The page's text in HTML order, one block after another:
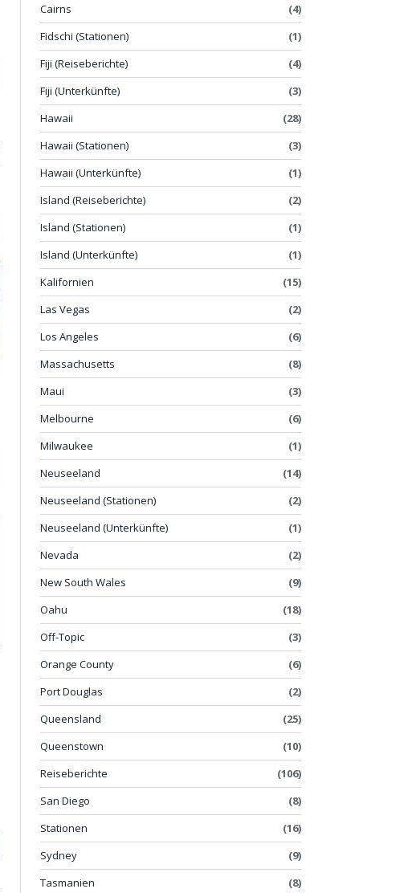
Cairns
(4)
Fidschi (Stationen)
(1)
Fiji (Reiseberichte)
(4)
Fiji (Unterkünfte)
(3)
Hawaii
(28)
Hawaii (Stationen)
(3)
Hawaii (Unterkünfte)
(1)
Island (Reiseberichte)
(2)
Island (Stationen)
(1)
Island (Unterkünfte)
(1)
Kalifornien
(15)
Las Vegas
(2)
Los Angeles
(6)
Massachusetts
(8)
Maui
(3)
Melbourne
(6)
Milwaukee
(1)
Neuseeland
(14)
Neuseeland (Stationen)
(2)
Neuseeland (Unterkünfte)
(1)
Nevada
(2)
New South Wales
(9)
Oahu
(18)
Off-Topic
(3)
Orange County
(6)
Port Douglas
(2)
Queensland
(25)
Queenstown
(10)
Reiseberichte
(106)
San Diego
(8)
Stationen
(16)
Sydney
(9)
Tasmanien
(8)